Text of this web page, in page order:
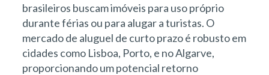
brasileiros buscam imóveis para uso próprio
durante férias ou para alugar a turistas. O
mercado de aluguel de curto prazo é robusto em
cidades como Lisboa, Porto, e no Algarve,
proporcionando um potencial retorno